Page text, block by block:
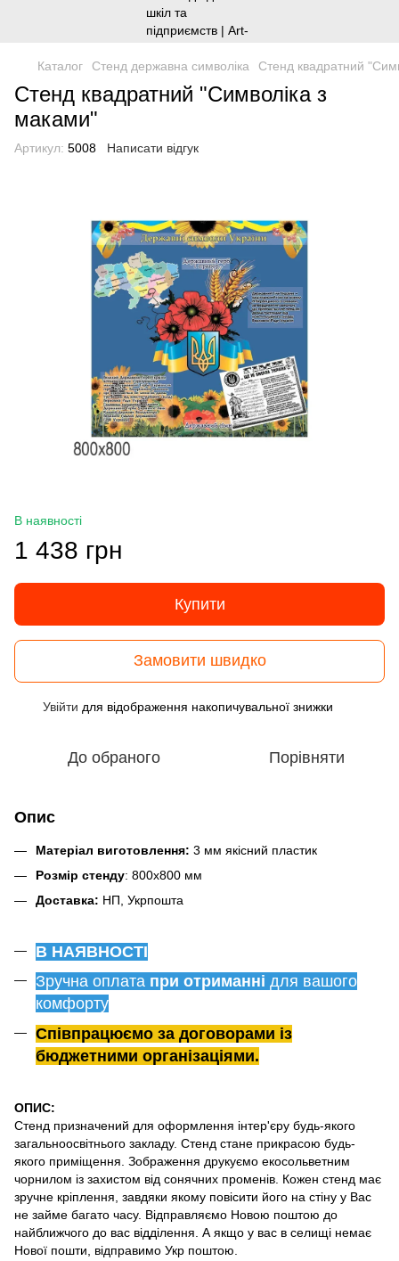
Каталог Стенд державна символіка Стенд квадратний
Стенд квадратний "Символіка з
маками"
Артикул: 5008 Написати відгук
В наявності
1 438 грн
Купити
Замовити швидко
Увійти для відображення накопичувальної знижки
До обраного Порівняти
Опис
Матеріал виготовлення: 3 мм якісний пластик
Розмір стенду: 800х800 мм
Доставка: НП, Укрпошта
В НАЯВНОСТІ
Зручна оплата при отриманні для вашого
комфорту
Співпрацюємо за договорами із
бюджетними організаціями.
ОПИС:
Стенд призначений для оформлення інтер'єру будь-якого
загальноосвітнього закладу. Стенд стане прикрасою будь-
якого приміщення. Зображення друкуємо екосольветним
чорнилом із захистом від сонячних променів. Кожен стенд має
зручне кріплення, завдяки якому повісити його на стіну у Вас
не займе багато часу. Відправляємо Новою поштою до
найближчого до вас відділення. А якщо у вас в селищі немає
Нової пошти, відправимо Укр поштою.